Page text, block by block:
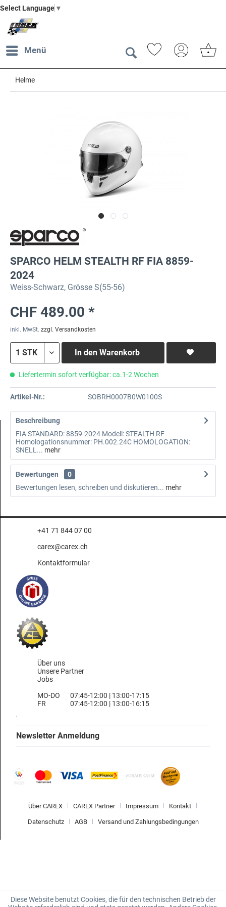
Select Language ▼
Menü
Helme
SPARCO HELM STEALTH RF FIA 8859-
2024
Weiss-Schwarz, Grösse S(55-56)
CHF 489.00 *
inkl. MwSt. zzgl. Versandkosten
In den Warenkorb
Liefertermin sofort verfügbar: ca.1-2 Wochen
Artikel-Nr.: SOBRH0007B0W0100S
Beschreibung
FIA STANDARD: 8859-2024 Modell: STEALTH RF
Homologationsnummer: PH.002.24C HOMOLOGATION:
SNELL... mehr
Bewertungen
0
Bewertungen lesen, schreiben und diskutieren... mehr
+41 71 844 07 00
carex@carex.ch
Kontaktformular
Über uns
Unsere Partner
Jobs
MO-DO
FR
07:45-12:00 | 13:00-17:15
07:45-12:00 | 13:00-16:15
Newsletter Anmeldung
Über CAREX CAREX Partner Impressum Kontakt
Datenschutz AGB Versand und Zahlungsbedingungen
Diese Website benutzt Cookies, die für den technischen Betrieb der